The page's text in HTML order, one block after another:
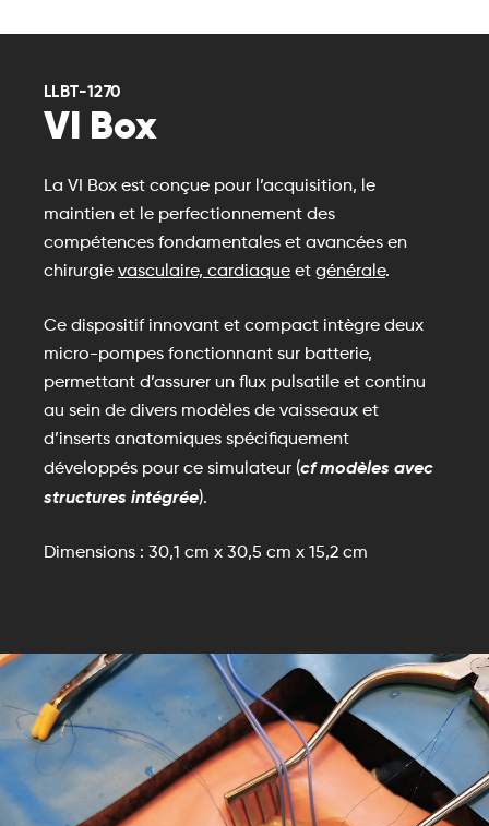
LLBT-1270
VI Box
La VI Box est conçue pour l’acquisition, le
maintien et le perfectionnement des
compétences fondamentales et avancées en
chirurgie vasculaire, cardiaque et générale.
Ce dispositif innovant et compact intègre deux
micro-pompes fonctionnant sur batterie,
permettant d’assurer un flux pulsatile et continu
au sein de divers modèles de vaisseaux et
d’inserts anatomiques spécifiquement
développés pour ce simulateur (cf modèles avec
structures intégrée).
Dimensions : 30,1 cm x 30,5 cm x 15,2 cm